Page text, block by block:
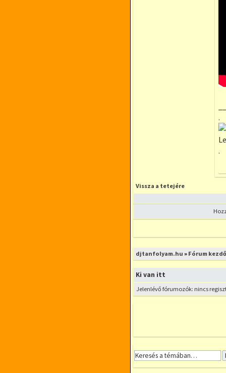
.
.
Vissza a tetejére
Új téma nyitása
djtanfolyam.hu » Fórum
Ki van itt
Jelenlévő fórumozók: nincs